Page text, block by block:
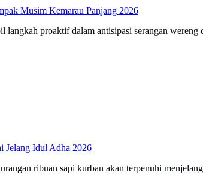
Musim Kemarau Panjang 2026
langkah proaktif dalam antisipasi serangan
Jelang Idul Adha 2026
ribuan sapi kurban akan terpenuhi